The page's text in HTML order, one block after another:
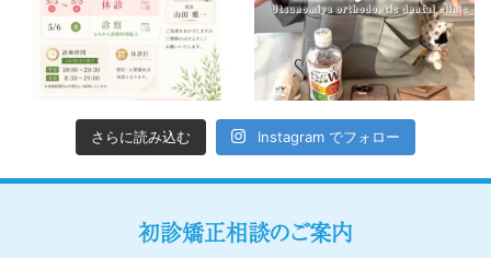
さらに読み込む Instagram でフォロー
初診矯正相談のご案内